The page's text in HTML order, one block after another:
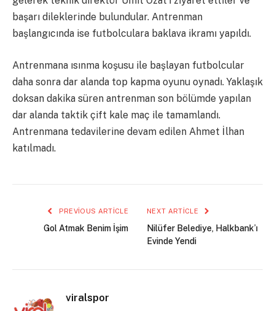
başarı dileklerinde bulundular. Antrenman
başlangıcında ise futbolculara baklava ikramı yapıldı.
Antrenmana ısınma koşusu ile başlayan futbolcular
daha sonra dar alanda top kapma oyunu oynadı. Yaklaşık
doksan dakika süren antrenman son bölümde yapılan
dar alanda taktik çift kale maç ile tamamlandı.
Antrenmana tedavilerine devam edilen Ahmet İlhan
katılmadı.
PREVIOUS ARTICLE
Gol Atmak Benim İşim
NEXT ARTICLE
Nilüfer Belediye, Halkbank’ı
Evinde Yendi
viralspor